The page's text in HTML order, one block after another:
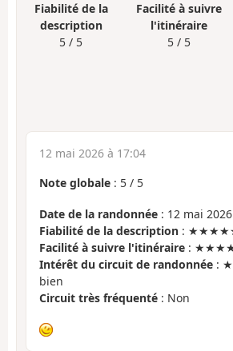
Fiabilité de la
description
5 / 5
Facilité à suivre
l'itinéraire
5 / 5
12 mai 2026 à 17:04
Note globale : 5 / 5
Date de la randonnée : 12 mai 2026
Fiabilité de la description : ★★★★★
Facilité à suivre l'itinéraire :
Intérêt du circuit de randonnée :
bien
Circuit très fréquenté : Non